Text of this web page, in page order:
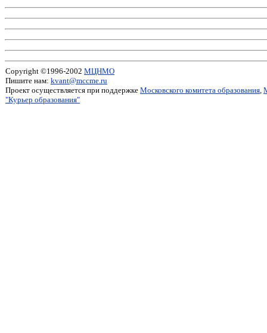
Copyright ©1996-2002 МЦНМО
Пишите нам: kvant@mccme.ru
Проект осуществляется при поддержке Московского комитета образования,
"Курьер образования"